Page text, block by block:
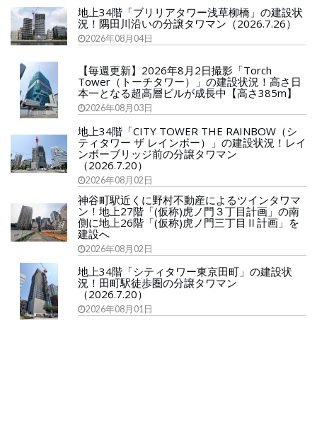
地上34階「ブリリアタワー浅草柳橋」の建設状
況！隅田川沿いの分譲タワマン（2026.7.26）
2026年08月04日
【毎週更新】2026年8月2日撮影「Torch
Tower（トーチタワー）」の建設状況！高さ日
本一となる超高層ビルが成長中【高さ385m】
2026年08月03日
地上34階「CITY TOWER THE RAINBOW（シ
ティタワー ザ レインボー）」の建設状況！レイ
ンボーブリッジ前の分譲タワマン
（2026.7.20）
2026年08月02日
神谷町駅近くに野村不動産によるツインタワマ
ン！地上27階「(仮称)虎ノ門３丁目計画」の南
側に地上26階「(仮称)虎ノ門三丁目Ⅱ計画」を
建設へ
2026年08月02日
地上34階「シティタワー東京田町」の建設状
況！田町駅徒歩圏の分譲タワマン
（2026.7.20）
2026年08月01日